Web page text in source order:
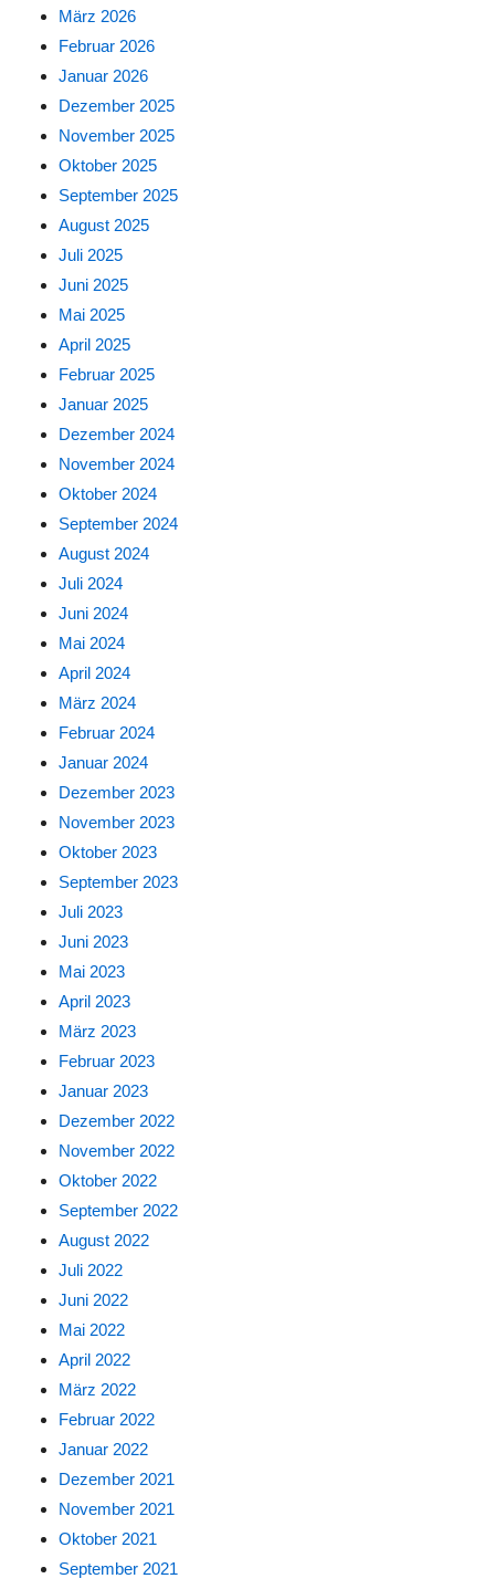
März 2026
Februar 2026
Januar 2026
Dezember 2025
November 2025
Oktober 2025
September 2025
August 2025
Juli 2025
Juni 2025
Mai 2025
April 2025
Februar 2025
Januar 2025
Dezember 2024
November 2024
Oktober 2024
September 2024
August 2024
Juli 2024
Juni 2024
Mai 2024
April 2024
März 2024
Februar 2024
Januar 2024
Dezember 2023
November 2023
Oktober 2023
September 2023
Juli 2023
Juni 2023
Mai 2023
April 2023
März 2023
Februar 2023
Januar 2023
Dezember 2022
November 2022
Oktober 2022
September 2022
August 2022
Juli 2022
Juni 2022
Mai 2022
April 2022
März 2022
Februar 2022
Januar 2022
Dezember 2021
November 2021
Oktober 2021
September 2021